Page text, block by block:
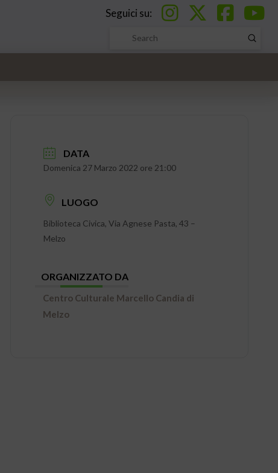
Seguici su:
Search
Submit
DATA
Domenica 27 Marzo 2022 ore 21:00
LUOGO
Biblioteca Civica, Via Agnese Pasta, 43 –
Melzo
ORGANIZZATO DA
Centro Culturale Marcello Candia di
Melzo